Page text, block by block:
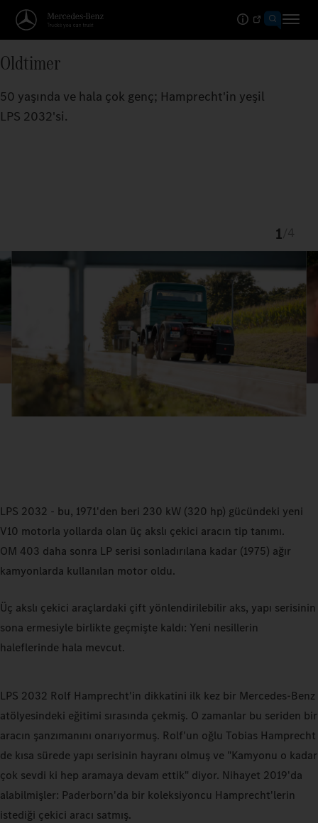
Oldtimer
50 yaşında ve hala çok genç; Hamprecht'in yeşil
LPS 2032'si.
1
LPS 2032 - bu, 1971'den beri 230 kW (320 hp) gücündeki yeni
V10 motorla yollarda olan üç akslı çekici aracın tip tanımı.
OM 403 daha sonra LP serisi sonladırılana kadar (1975) ağır
kamyonlarda kullanılan motor oldu.
Üç akslı çekici araçlardaki çift yönlendirilebilir aks, yapı serisinin
sona ermesiyle birlikte geçmişte kaldı: Yeni nesillerin
haleflerinde hala mevcut.
LPS 2032 Rolf Hamprecht'in dikkatini ilk kez bir Mercedes‑Benz
atölyesindeki eğitimi sırasında çekmiş. O zamanlar bu seriden bir
aracın şanzımanını onarıyormuş. Rolf'un oğlu Tobias Hamprecht
de kısa sürede yapı serisinin hayranı olmuş ve "Kamyonu o kadar
çok sevdi ki hep aramaya devam ettik" diyor. Nihayet 2019'da
alabilmişler: Paderborn'da bir koleksiyoncu Hamprecht'lerin
istediği çekici aracı satmış.